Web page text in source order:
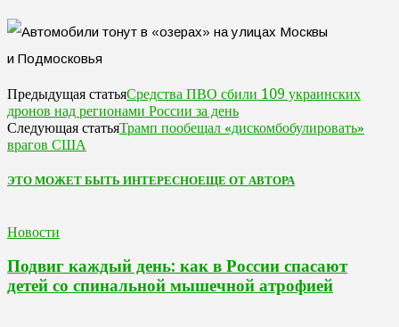
Предыдущая статьяСредства ПВО сбили 109 украинских
дронов над регионами России за день
Следующая статьяТрамп пообещал «дискомбобулировать»
врагов США
ЭТО МОЖЕТ БЫТЬ ИНТЕРЕСНОЕЩЕ ОТ АВТОРА
Новости
Подвиг каждый день: как в России спасают
детей со спинальной мышечной атрофией